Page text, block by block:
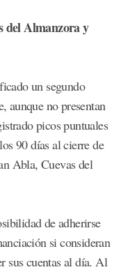
del Almanzora y
un segundo
aunque no presentan
picos puntuales
90 días al cierre de
Abla, Cuevas del
de adherirse
si consideran
sus cuentas al día. Al